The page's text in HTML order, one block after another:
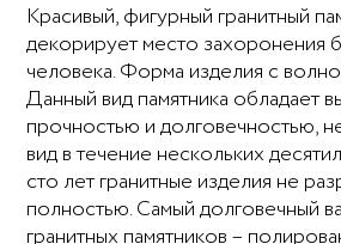
Красивый, фигурный гранитный
декорирует место захоронения
человека. Форма изделия с
Данный вид памятника обладает
прочностью и долговечностью,
вид в течение нескольких
сто лет гранитные изделия не
полностью. Самый долговечный
гранитных памятников –